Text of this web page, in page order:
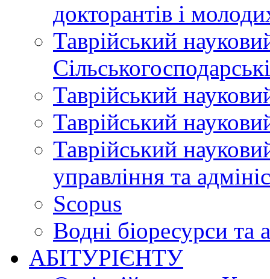
докторантів і
Таврійський
Таврійський
Таврійський
Таврійський
управління та
Scopus
Водні біоресурси та
АБІТУРІЄНТУ